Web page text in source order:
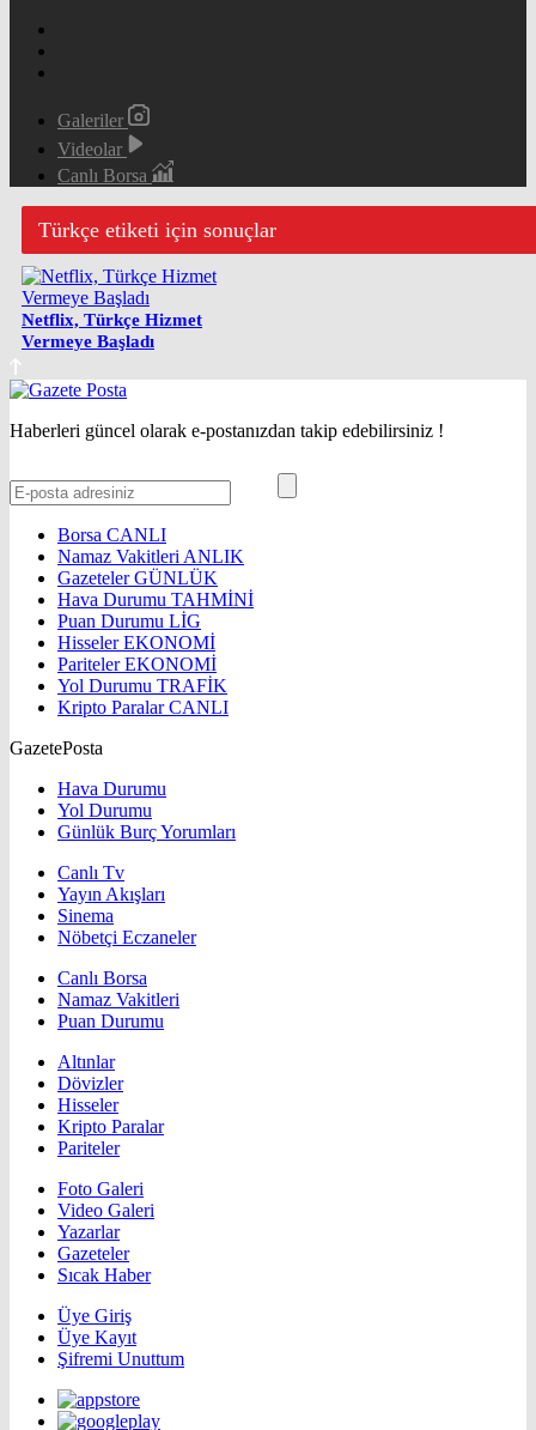
Galeriler
Videolar
Canlı Borsa
Türkçe etiketi için sonuçlar
Netflix, Türkçe Hizmet
Vermeye Başladı
Haberleri güncel olarak e-postanızdan takip edebilirsiniz !
Borsa CANLI
Namaz Vakitleri ANLIK
GazetelerGÜNLÜK
Hava Durumu TAHMİNİ
Puan Durumu LİG
HisselerEKONOMİ
ParitelerEKONOMİ
Yol Durumu TRAFİK
Kripto ParalarCANLI
GazetePosta
Hava Durumu
Yol Durumu
Günlük Burç Yorumları
Canlı Tv
Yayın Akışları
Sinema
Nöbetçi Eczaneler
Canlı Borsa
Namaz Vakitleri
Puan Durumu
Altınlar
Dövizler
Hisseler
Kripto Paralar
Pariteler
Foto Galeri
Video Galeri
Yazarlar
Gazeteler
Sıcak Haber
Üye Giriş
Üye Kayıt
Şifremi Unuttum